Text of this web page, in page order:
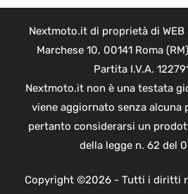
Nextmoto.it di proprietà di WEB
Marchese 10, 00141 Roma
Partita I.V.A.
Nextmoto.it non è una testata
viene aggiornato senza alcuna
pertanto considerarsi un
della legge n. 62 del
Copyright ©2026 - Tutti i diritti